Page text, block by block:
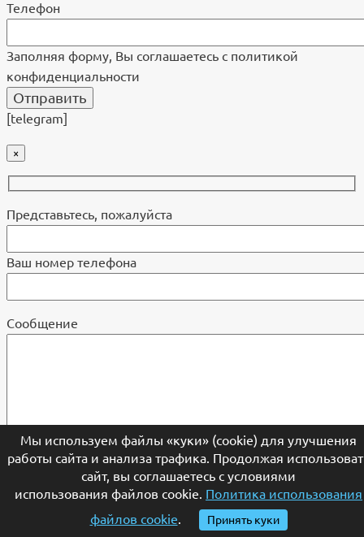
Мы используем файлы «куки» (cookie) для улучшения
работы сайта и анализа трафика. Продолжая
сайт, вы соглашаетесь с условиями
использования файлов cookie. Политика использования
файлов cookie. Принять куки
Телефон
Заполняя форму, Вы соглашаетесь с политикой
конфиденциальности
[telegram]
×
Представьтесь, пожалуйста
Ваш номер телефона
Cообщение